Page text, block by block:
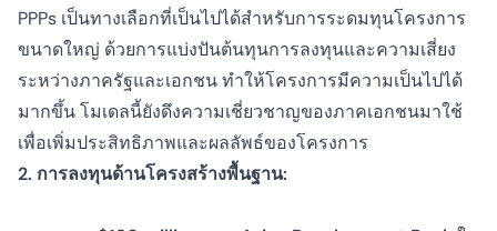
PPPs เป็นทางเลือกที่เป็นไปได้สำหรับการระดมทุนโครงการ
ขนาดใหญ่ ด้วยการแบ่งปันต้นทุนการลงทุนและความเสี่ยง
ระหว่างภาครัฐและเอกชน ทำให้โครงการมีความเป็นไปได้
มากขึ้น โมเดลนี้ยังดึงความเชี่ยวชาญของภาคเอกชนมาใช้
เพื่อเพิ่มประสิทธิภาพและผลลัพธ์ของโครงการ
2. การลงทุนด้านโครงสร้างพื้นฐาน: